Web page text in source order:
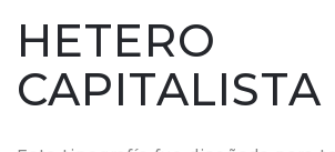
HETERO
CAPITALISTA